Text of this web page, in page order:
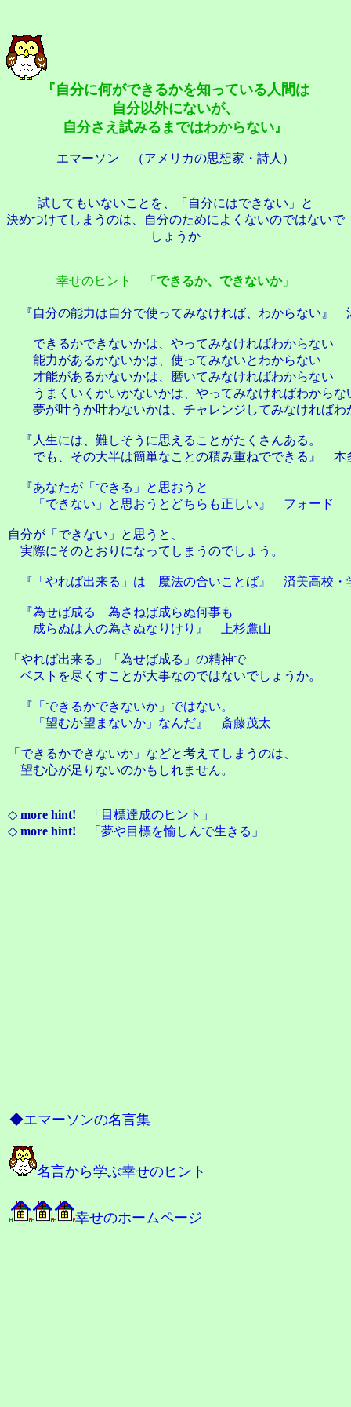
『自分に何ができるかを知っている人間は
自分以外にないが、
自分さえ試みるまではわからない』
エマーソン （アメリカの思想家・詩人）
試してもいないことを、「自分にはできない」と
決めつけてしまうのは、自分のためによくないのではないで
しょうか
幸せのヒント 「 できるか、できないか」
『自分の能力は自分で使ってみなければ、わからない』
できるかできないかは、やってみなければわからない
能力があるかないかは、使ってみないとわからない
才能があるかないかは、磨いてみなければわからない
うまくいくかいかないかは、やってみなければわからな
夢が叶うか叶わないかは、チャレンジしてみなければわ
『人生には、難しそうに思えることがたくさんある。
でも、その大半は簡単なことの積み重ねでできる』 本
『あなたが「できる」と思おうと
「できない」と思おうとどちらも正しい』 フォード
自分が「できない」と思うと、
実際にそのとおりになってしまうのでしょう。
『 「やれば出来る」は 魔法の合いことば』 済美高校・
『為せば成る 為さねば成らぬ何事も
成らぬは人の為さぬなりけり』 上杉鷹山
「やれば出来る」「為せば成る」の精神で
ベストを尽くすことが大事なのではないでしょうか。
『 「できるかできないか」ではない。
「望むか望まないか」なんだ』 斎藤茂太
「できるかできないか」などと考えてしまうのは、
望む心が足りないのかもしれません。
◇ more hint! 「 目標達成のヒント 」
◇ more hint! 「 夢や目標を愉しんで生きる 」
◆エマーソンの名言集
名言から学ぶ幸せのヒント
幸せのホームページ